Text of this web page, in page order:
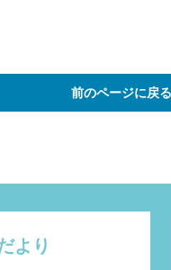
前のページに戻る
より